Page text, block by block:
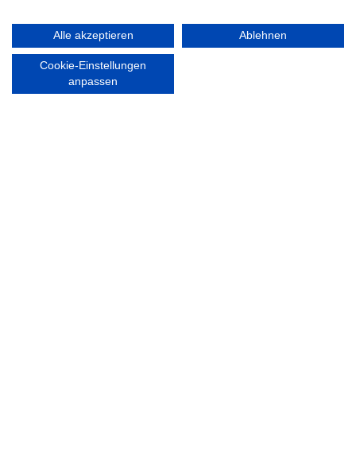
Alle akzeptieren Ablehnen
Cookie-Einstellungen
anpassen